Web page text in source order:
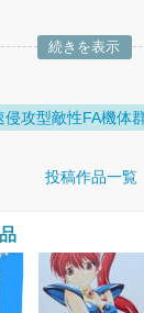
続きを表示
侵攻型敵性FA機体
投稿作品一覧